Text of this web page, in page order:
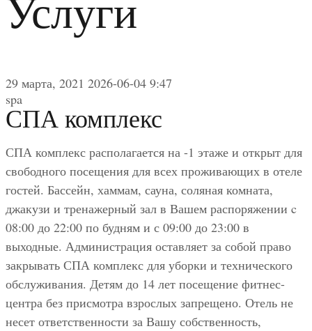
29 марта, 2021 2026-06-04 9:47
spa
СПА комплекс
СПА комплекс располагается на -1 этаже и открыт для
свободного посещения для всех проживающих в отеле
гостей. Бассейн, хаммам, сауна, соляная комната,
джакузи и тренажерный зал в Вашем распоряжении c
08:00 до 22:00 по будням и с 09:00 до 23:00 в
выходные. Администрация оставляет за собой право
закрывать СПА комплекс для уборки и технического
обслуживания. Детям до 14 лет посещение фитнес-
центра без присмотра взрослых запрещено. Отель не
несет ответственности за Вашу собственность,